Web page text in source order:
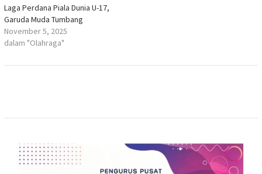
Laga Perdana Piala Dunia U-17,
Garuda Muda Tumbang
November 5, 2025
dalam "Olahraga"